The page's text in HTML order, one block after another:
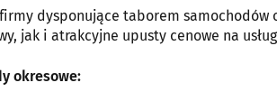
dysponujące taborem
jak i atrakcyjne upusty cenowe na
okresowe: